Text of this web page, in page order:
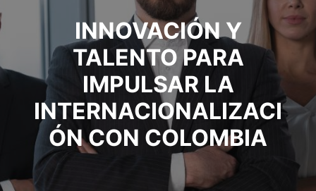
INNOVACIÓN Y
TALENTO PARA
IMPULSAR LA
INTERNACIONALIZACI
ÓN CON COLOMBIA